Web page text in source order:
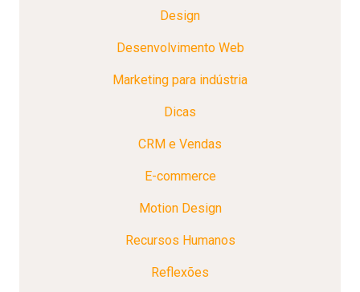
Design
Desenvolvimento Web
Marketing para indústria
Dicas
CRM e Vendas
E-commerce
Motion Design
Recursos Humanos
Reflexões